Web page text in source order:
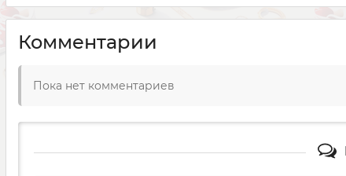
Комментарии
Пока нет комментариев